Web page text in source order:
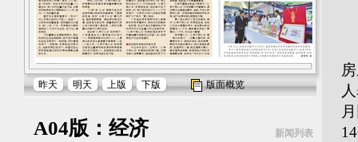
昨天 明天 上版 下版 版面概览
A04版：经济 新闻列表